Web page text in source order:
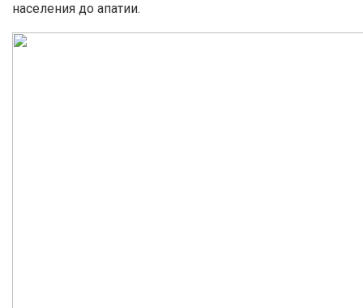
населения до апатии.